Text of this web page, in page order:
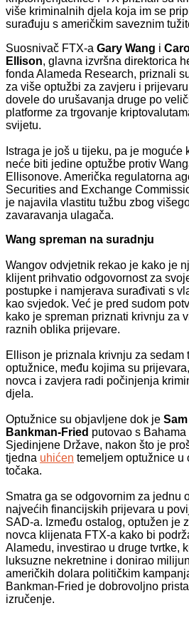
više kriminalnih djela koja im se
surađuju s američkim saveznim
Suosnivač FTX-a Gary Wang i
Ellison, glavna izvršna direktorica
fonda Alameda Research, priznali
za više optužbi za zavjeru i
dovele do urušavanja druge po
platforme za trgovanje
svijetu.
Istraga je još u tijeku, pa je moguće
neće biti jedine optužbe protiv
Ellisonove. Američka regulatorna
Securities and Exchange
je najavila vlastitu tužbu zbog
zavaravanja ulagača.
Wang spreman na suradnju
Wangov odvjetnik rekao je kako je
klijent prihvatio odgovornost za
postupke i namjerava surađivati s
kao svjedok. Već je pred sudom
kako je spreman priznati krivnju za
raznih oblika prijevare.
Ellison je priznala krivnju za sedam
optužnice, među kojima su
novca i zavjera radi počinjenja
djela.
Optužnice su objavljene dok je Sam
Bankman-Fried putovao s Bahama
Sjedinjene Države, nakon što je
tjedna uhićen temeljem optužnice u
točaka.
Smatra ga se odgovornim za jednu
najvećih financijskih prijevara u
SAD-a. Između ostalog, optužen je
novca klijenata FTX-a kako bi
Alamedu, investirao u druge tvrtke,
luksuzne nekretnine i donirao
američkih dolara političkim
Bankman-Fried je dobrovoljno
izručenje.